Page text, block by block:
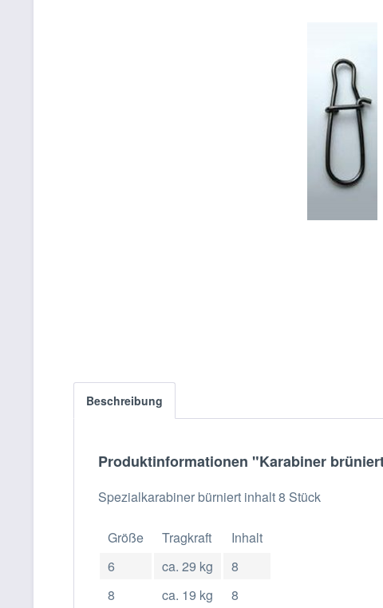
Beschreibung
Produktinformationen "Karabiner
Spezialkarabiner bürniert inhalt 8 Stück
Größe Tragkraft
Inhalt
6
ca. 29 kg
8
8
ca. 19 kg
8